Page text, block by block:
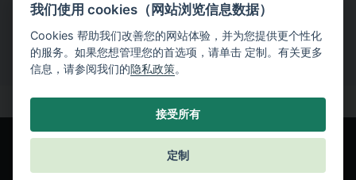
我们使用 cookies（网站浏览信息数据）
Cookies 帮助我们改善您的网站体验，并为您提供更个性化
的服务。如果您想管理您的首选项，请单击 定制。有关更多
信息，请参阅我们的隐私政策。
接受所有
定制